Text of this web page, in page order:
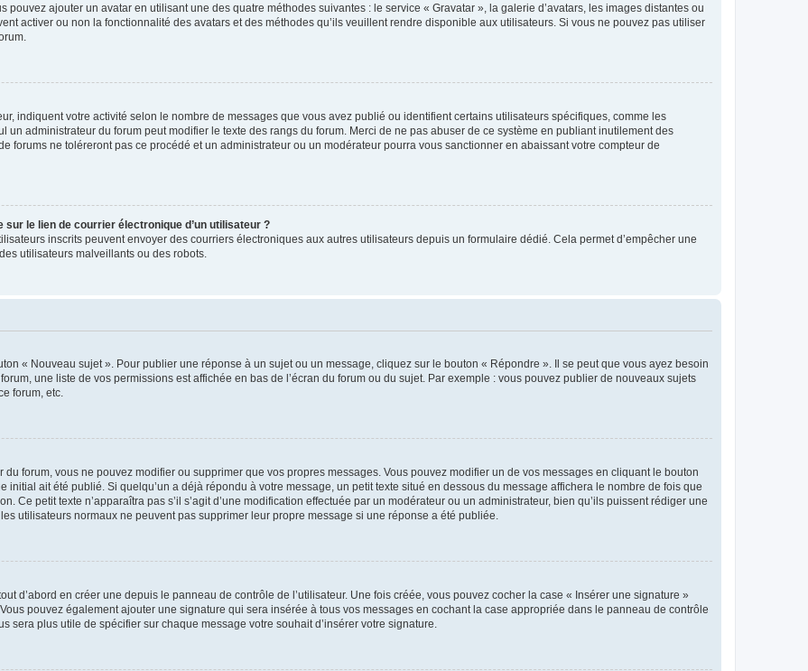
pouvez ajouter un avatar en utilisant une des quatre méthodes suivantes : le service « Gravatar », la galerie d’avatars, les images distantes ou
activer ou non la fonctionnalité des avatars et des méthodes qu’ils veuillent rendre disponible aux utilisateurs. Si vous ne pouvez pas utiliser
indiquent votre activité selon le nombre de messages que vous avez publié ou identifient certains utilisateurs spécifiques, comme les
un administrateur du forum peut modifier le texte des rangs du forum. Merci de ne pas abuser de ce système en publiant inutilement des
forums ne toléreront pas ce procédé et un administrateur ou un modérateur pourra vous sanctionner en abaissant votre compteur de
le lien de courrier électronique d’un utilisateur ?
inscrits peuvent envoyer des courriers électroniques aux autres utilisateurs depuis un formulaire dédié. Cela permet d’empêcher une
utilisateurs malveillants ou des robots.
« Nouveau sujet ». Pour publier une réponse à un sujet ou un message, cliquez sur le bouton « Répondre ». Il se peut que vous ayez besoin
une liste de vos permissions est affichée en bas de l’écran du forum ou du sujet. Par exemple : vous pouvez publier de nouveaux sujets
forum, etc.
forum, vous ne pouvez modifier ou supprimer que vos propres messages. Vous pouvez modifier un de vos messages en cliquant le bouton
ait été publié. Si quelqu’un a déjà répondu à votre message, un petit texte situé en dessous du message affichera le nombre de fois que
Ce petit texte n’apparaîtra pas s’il s’agit d’une modification effectuée par un modérateur ou un administrateur, bien qu’ils puissent rédiger une
utilisateurs normaux ne peuvent pas supprimer leur propre message si une réponse a été publiée.
d’abord en créer une depuis le panneau de contrôle de l’utilisateur. Une fois créée, vous pouvez cocher la case « Insérer une signature »
pouvez également ajouter une signature qui sera insérée à tous vos messages en cochant la case appropriée dans le panneau de contrôle
sera plus utile de spécifier sur chaque message votre souhait d’insérer votre signature.